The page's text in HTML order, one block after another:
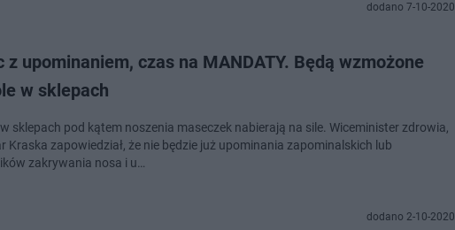
dodano 7-10-2020
z upominaniem, czas na MANDATY. Będą wzmożone
w sklepach
sklepach pod kątem noszenia maseczek nabierają na sile. Wiceminister zdrowia,
Kraska zapowiedział, że nie będzie już upominania zapominalskich lub
zakrywania nosa i u…
dodano 2-10-2020